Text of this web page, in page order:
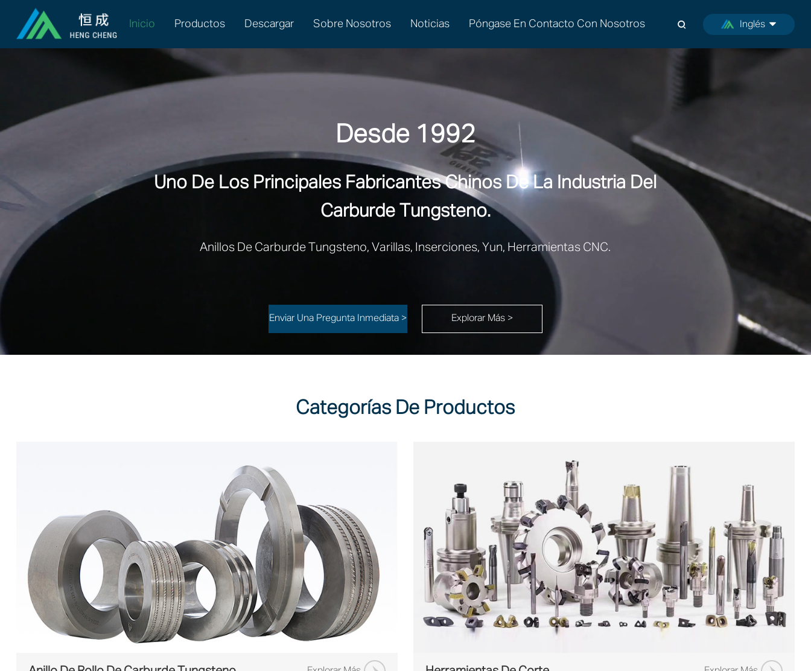
Inicio Productos Descargar Sobre Nosotros Noticias Póngase En Contacto Con Nosotros Inglés
Desde 1992
Uno De Los Principales Fabricantes Chinos De La Industria Del
Carburde Tungsteno.
Anillos De Carburde Tungsteno, Varillas, Inserciones, Yun, Herramientas CNC.
Enviar Una Pregunta Inmediata > Explorar Más >
Categorías De Productos